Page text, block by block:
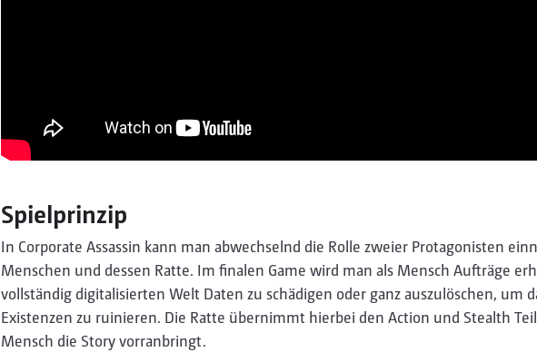
Spielprinzip
In Corporate Assassin kann man abwechselnd die Rolle zweier Protagonisten
Menschen und dessen Ratte. Im finalen Game wird man als Mensch Aufträge
vollständig digitalisierten Welt Daten zu schädigen oder ganz auszulöschen, um
Existenzen zu ruinieren. Die Ratte übernimmt hierbei den Action und Stealth
Mensch die Story vorranbringt.